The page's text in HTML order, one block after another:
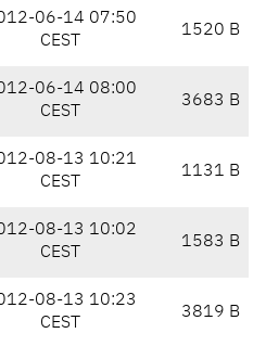
06-14 07:50
CEST
1520 B
06-14 08:00
CEST
3683 B
08-13 10:21
CEST
1131 B
08-13 10:02
CEST
1583 B
08-13 10:23
CEST
3819 B